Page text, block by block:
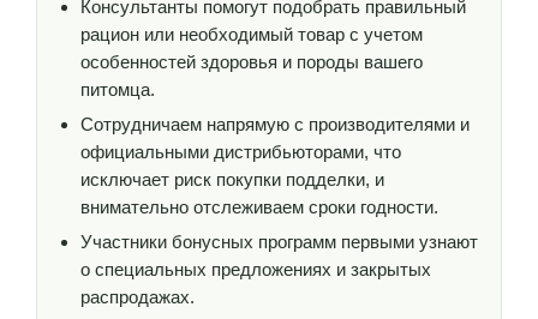
Консультанты помогут подобрать правильный
рацион или необходимый товар с учетом
особенностей здоровья и породы вашего
питомца.
Сотрудничаем напрямую с производителями и
официальными дистрибьюторами, что
исключает риск покупки подделки, и
внимательно отслеживаем сроки годности.
Участники бонусных программ первыми узнают
о специальных предложениях и закрытых
распродажах.